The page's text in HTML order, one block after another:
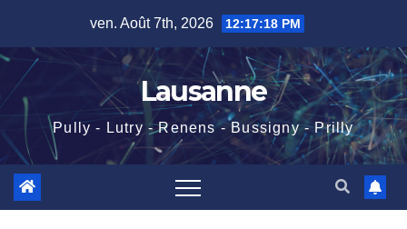
content
ven. Août 7th, 2026 12:17:19 PM
Lausanne
Pully - Lutry - Renens - Bussigny - Prilly